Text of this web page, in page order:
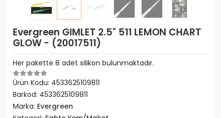
Evergreen GIMLET 2.5" 511 LEMON CHART
GLOW - (20017511)
Her pakette 8 adet silikon bulunmaktadır.
Ürün Kodu: 4533625109811
Barkod: 4533625109811
Marka: Evergreen